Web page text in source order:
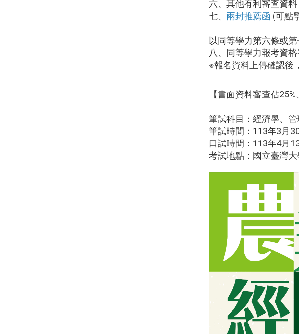
六、其他有利審查資料
七、 兩封推薦函 (可點
以同等學力第六條或
八、同等學力報考資
※報名資料上傳確認後
【書面資料審查佔
筆試科目：經濟學、
筆試時間：113年3月
口試時間：113年4月
考試地點：國立臺灣